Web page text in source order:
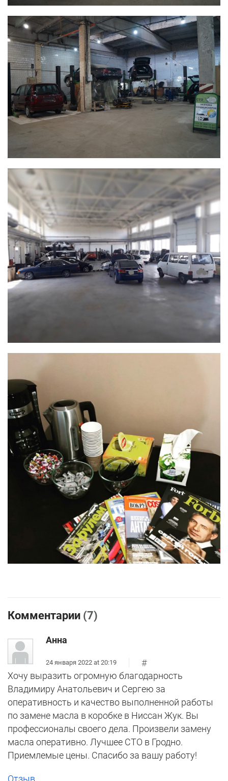
Комментарии (7)
Анна
24 января 2022 at 20:19
#
Хочу выразить огромную благодарность
Владимиру Анатольевич и Сергею за
оперативность и качество выполненной работы
по замене масла в коробке в Ниссан Жук. Вы
профессионалы своего дела. Произвели замену
масла оперативно. Лучшее СТО в Гродно.
Приемлемые цены. Спасибо за вашу работу!
Отзыв